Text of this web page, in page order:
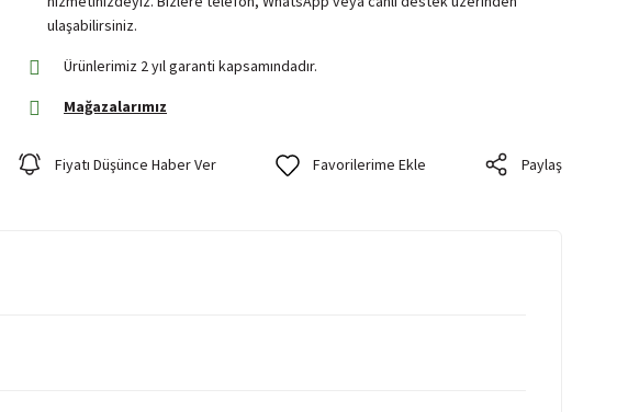
ulaşabilirsiniz.
Ürünlerimiz 2 yıl garanti kapsamındadır.
Mağazalarımız
Fiyatı Düşünce Haber Ver Paylaş